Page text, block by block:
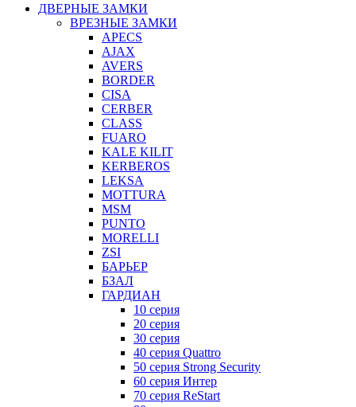
ДВЕРНЫЕ ЗАМКИ
ВРЕЗНЫЕ ЗАМКИ
APECS
AJAX
AVERS
BORDER
CISA
CERBER
CLASS
FUARO
KALE KILIT
KERBEROS
LEKSA
MOTTURA
MSM
PUNTO
MORELLI
ZSI
БАРЬЕР
БЗАЛ
ГАРДИАН
10 серия
20 серия
30 серия
40 серия Quattro
50 серия Strong Security
60 серия Интер
70 серия ReStart